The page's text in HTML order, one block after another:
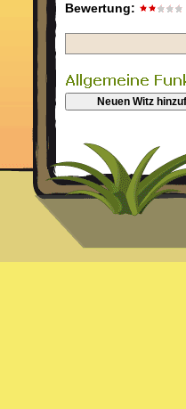
Bewertung:
Neuen Witz